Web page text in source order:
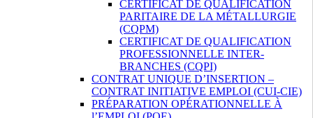
CERTIFICAT DE QUALIFICATION
PARITAIRE DE LA MÉTALLURGIE
(CQPM)
CERTIFICAT DE QUALIFICATION
PROFESSIONNELLE INTER-
BRANCHES (CQPI)
CONTRAT UNIQUE D’INSERTION –
CONTRAT INITIATIVE EMPLOI (CUI-CIE)
PRÉPARATION OPÉRATIONNELLE À